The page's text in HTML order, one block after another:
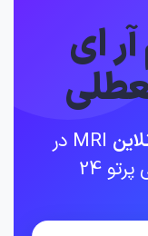
ای
MRI در
24